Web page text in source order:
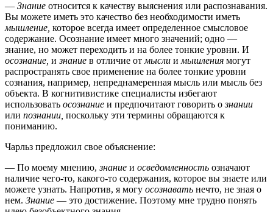
— Знание относится к качеству выяснения или распознавания.
Вы можете иметь это качество без необходимости иметь
мышление, которое всегда имеет определенное смысловое
содержание. Осознание имеет много значений; одно —
знание, но может переходить и на более тонкие уровни. И
осознание, изнание в отличие от мысли и мышления могут
распространять свое применение на более тонкие уровни
сознания, например, непреднамеренная мысль или мысль без
объекта. В когнитивистике специалисты избегают
использовать осознание и предпочитают говорить ознании
или познании, поскольку эти термины обращаются к
пониманию.
Чарльз предложил свое объяснение:
— По моему мнению,знание и осведомленность означают
наличие чего-то, какого-то содержания, которое вы знаете или
можете узнать. Напротив, я могу осознавать нечто, не зная о
нем. Знание — это достижение. Поэтому мне трудно понять